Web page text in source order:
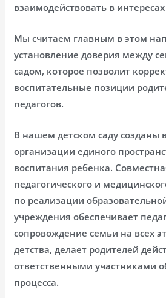
взаимодействовать в
Мы считаем главным в этом
установление доверия между
садом, которое позволит
воспитательные позиции
педагогов.
В нашем детском саду созданы
организации единого
воспитания ребенка.
педагогического и
по реализации
учреждения обеспечивает
сопровождение семьи на всех
детства, делает родителей
ответственными участниками
процесса.